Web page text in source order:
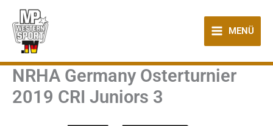
Inhalt
springen
MENÜ
NRHA Germany Osterturnier
2019 CRI Juniors 3